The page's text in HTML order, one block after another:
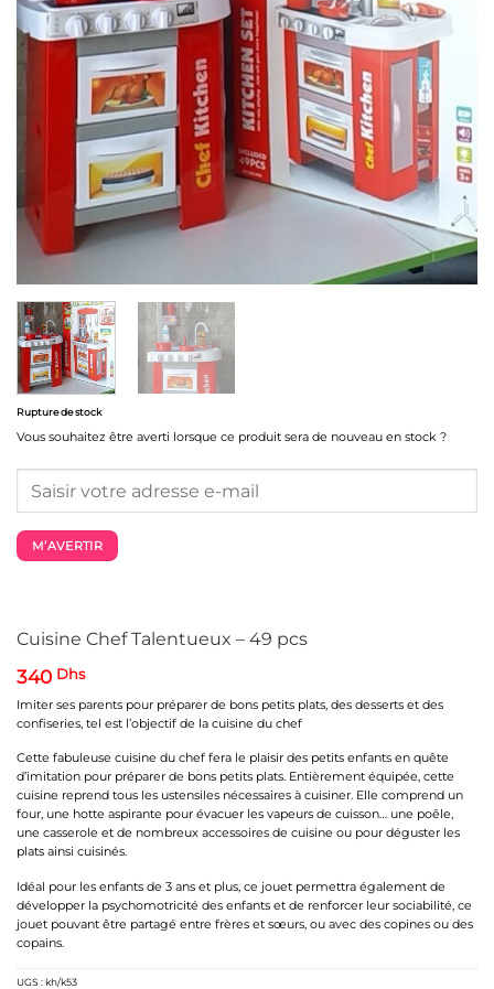
Cuisine Chef Talentueux – 49 pcs
340 Dhs
Imiter ses parents pour préparer de bons petits plats, des desserts et des
confiseries, tel est l’objectif de la cuisine du chef
Cette fabuleuse cuisine du chef fera le plaisir des petits enfants en quête
d’imitation pour préparer de bons petits plats. Entièrement équipée, cette
cuisine reprend tous les ustensiles nécessaires à cuisiner. Elle comprend un
four, une hotte aspirante pour évacuer les vapeurs de cuisson… une poêle,
une casserole et de nombreux accessoires de cuisine ou pour déguster les
plats ainsi cuisinés.
Idéal pour les enfants de 3 ans et plus, ce jouet permettra également de
développer la psychomotricité des enfants et de renforcer leur sociabilité, ce
jouet pouvant être partagé entre frères et sœurs, ou avec des copines ou des
copains.
Rupture de stock
Vous souhaitez être averti lorsque ce produit sera de nouveau en stock ?
M’AVERTIR
UGS : kh/k53